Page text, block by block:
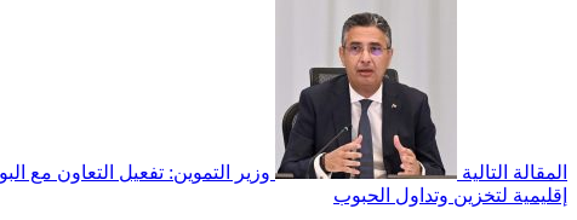
المقالة التالية
وزير التموين: تفعيل التعاون مع
إقليمية لتخزين وتداول الحبوب